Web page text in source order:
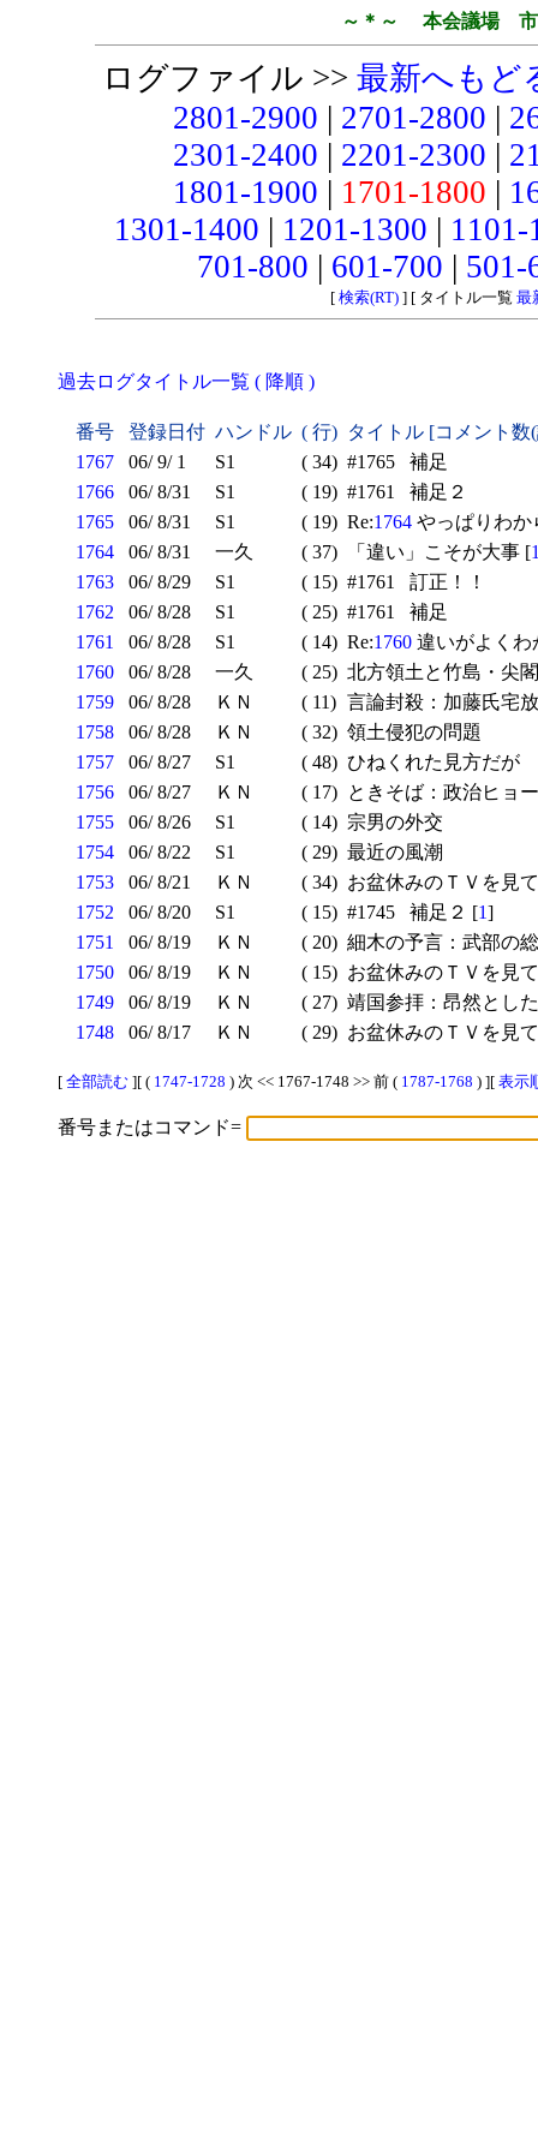
～＊～ 本会議場 市
ログファイル >> 最新へもど
2801-2900 | 2701-2800 |
2301-2400 | 2201-2300 |
1801-1900 | 1701-1800 |
1301-1400 | 1201-1300 |
701-800 | 601-700 |
[ 検索(RT)] [ タイトル一覧 最
過去ログタイトル一覧 ( 降順 )
番号 登録日付 ハンドル ( 行) タイトル [コメント
1767
06/ 9/ 1 S1 ( 34) #1765 補足
1766
06/ 8/31 S1 ( 19) #1761 補足２
1765
06/ 8/31 S1 ( 19) Re:1764 やっぱりわか
1764
06/ 8/31 一久 ( 37) 「違い」こそが大事 [
1763
06/ 8/29 S1 ( 15) #1761 訂正！！
1762
06/ 8/28 S1 ( 25) #1761 補足
1761
06/ 8/28 S1 ( 14) Re:1760 違いがよくわ
1760
06/ 8/28 一久 ( 25) 北方領土と竹島・尖
1759
06/ 8/28 ＫＮ ( 11) 言論封殺：加藤氏宅
1758
06/ 8/28 ＫＮ ( 32) 領土侵犯の問題
1757
06/ 8/27 S1 ( 48) ひねくれた見方だが
1756
06/ 8/27 ＫＮ ( 17) ときそば：政治ヒョ
1755
06/ 8/26 S1 ( 14) 宗男の外交
1754
06/ 8/22 S1 ( 29) 最近の風潮
1753
06/ 8/21 ＫＮ ( 34) お盆休みのＴＶを見
1752
06/ 8/20 S1 ( 15) #1745 補足２ [1]
1751
06/ 8/19 ＫＮ ( 20) 細木の予言：武部の
1750
06/ 8/19 ＫＮ ( 15) お盆休みのＴＶを見
1749
06/ 8/19 ＫＮ ( 27) 靖国参拝：昂然とし
1748
06/ 8/17 ＫＮ ( 29) お盆休みのＴＶを見
[ 全部読む ][ ( 1747-1728 ) 次 << 1767-1748 >> 前 ( 1787-1768 ) ][ 表示
番号またはコマンド=